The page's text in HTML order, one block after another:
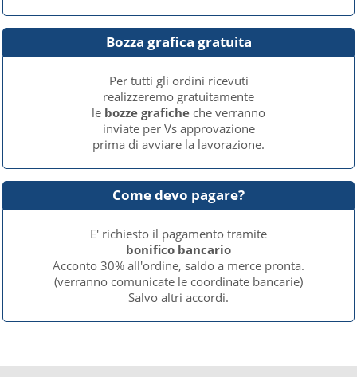
Bozza grafica gratuita
Per tutti gli ordini ricevuti
realizzeremo gratuitamente
le bozze grafiche che verranno
inviate per Vs approvazione
prima di avviare la lavorazione.
Come devo pagare?
E' richiesto il pagamento tramite
bonifico bancario
Acconto 30% all'ordine, saldo a merce pronta.
(verranno comunicate le coordinate bancarie)
Salvo altri accordi.